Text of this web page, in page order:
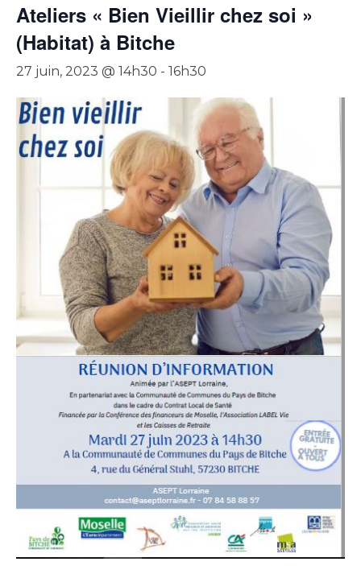
Ateliers « Bien Vieillir chez soi »
(Habitat) à Bitche
27 juin, 2023 @ 14h30 - 16h30